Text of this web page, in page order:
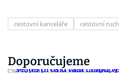
cestovní kanceláře cestovní ruch
Doporučujeme